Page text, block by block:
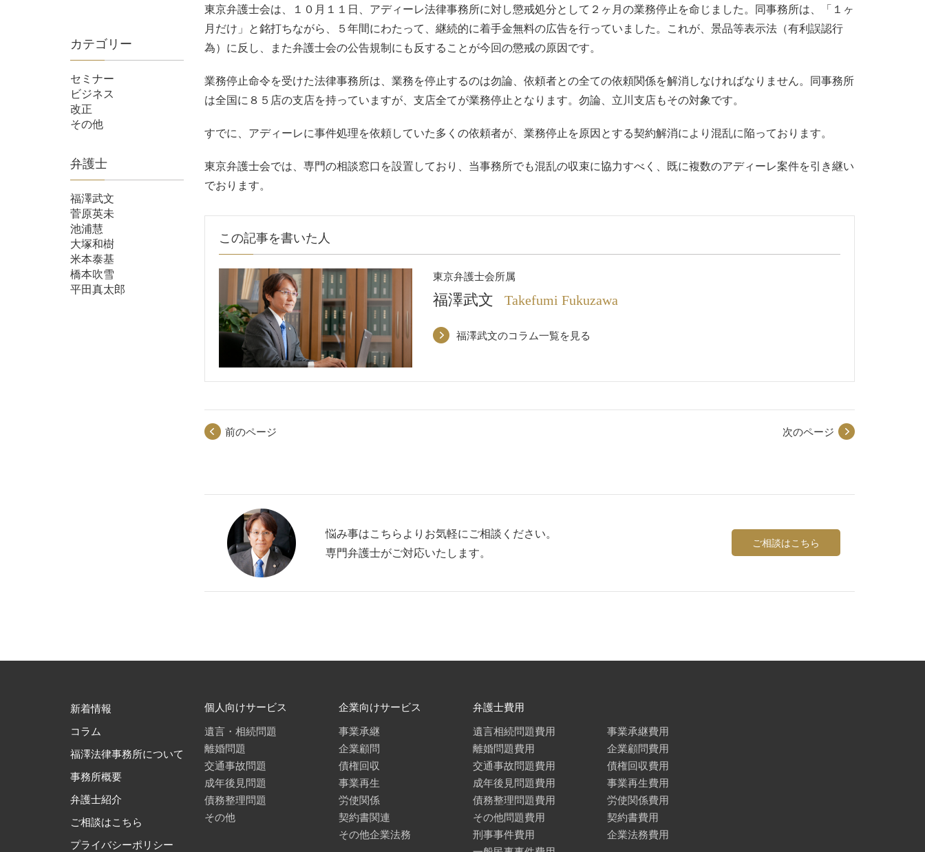
カテゴリー
セミナー
ビジネス
改正
その他
弁護士
福澤武文
菅原英未
池浦慧
大塚和樹
米本泰基
橋本吹雪
平田真太郎
東京弁護士会は、１０月１１日、アディーレ法律事務所に対し懲戒処分として２ヶ月の業務停止を命じました。同事務所は、「１ヶ
月だけ」と銘打ちながら、５年間にわたって、継続的に着手金無料の広告を行っていました。これが、景品等表示法（有利誤認行
為）に反し、また弁護士会の公告規制にも反することが今回の懲戒の原因です。
業務停止命令を受けた法律事務所は、業務を停止するのは勿論、依頼者との全ての依頼関係を解消しなければなりません。同事務所
は全国に８５店の支店を持っていますが、支店全てが業務停止となります。勿論、立川支店もその対象です。
すでに、アディーレに事件処理を依頼していた多くの依頼者が、業務停止を原因とする契約解消により混乱に陥っております。
東京弁護士会では、専門の相談窓口を設置しており、当事務所でも混乱の収束に協力すべく、既に複数のアディーレ案件を引き継い
でおります。
この記事を書いた人
東京弁護士会所属
福澤武文 Takefumi Fukuzawa
福澤武文のコラム一覧を見る
前のページ 次のページ
悩み事はこちらよりお気軽にご相談ください。
専門弁護士がご対応いたします。
ご相談はこちら
新着情報
コラム
福澤法律事務所について
事務所概要
弁護士紹介
ご相談はこちら
プライバシーポリシー
個人向けサービス
遺言・相続問題
離婚問題
交通事故問題
成年後見問題
債務整理問題
その他
企業向けサービス
事業承継
企業顧問
債権回収
事業再生
労使関係
契約書関連
その他企業法務
弁護士費用
遺言相続問題費用
離婚問題費用
交通事故問題費用
成年後見問題費用
債務整理問題費用
その他問題費用
刑事事件費用
事業承継費用
企業顧問費用
債権回収費用
事業再生費用
労使関係費用
契約書費用
企業法務費用